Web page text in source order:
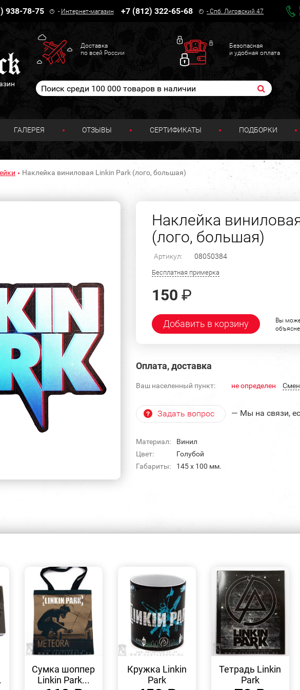
938-78-75 - Интернет-магазин +7 (812) 322-65-68 -Спб. Лиговский 47
Доставка
по всей России
Безопасная
и удобная оплата
ГАЛЕРЕЯ ОТЗЫВЫ СЕРТИФИКАТЫ ПОДБОРКИ
Наклейка виниловая Linkin Park (лого, большая)
Наклейка
(лого, большая)
Артикул: 08050384
Бесплатная примерка
150 ₽
Добавить в корзину
Вы
Оплата, доставка
Ваш населенный пункт: не определен
Задать вопрос — Мы на связи,
Материал:
Винил
Цвет:
Голубой
Габариты:
145 x 100 мм.
Сумка шоппер
Linkin Park...
ПРОСМОТР
Кружка Linkin
Park
ПРОСМОТР
Тетрадь Linkin
Park